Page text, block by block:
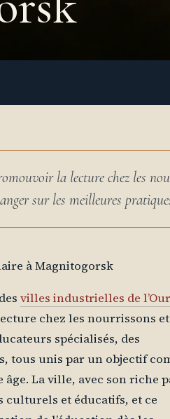
la lecture chez les
sur les meilleures
à Magnitogorsk
villes industrielles de
chez les nourrissons
spécialisés, des
tous unis par un objectif
La ville, avec son riche
culturels et éducatifs, et ce